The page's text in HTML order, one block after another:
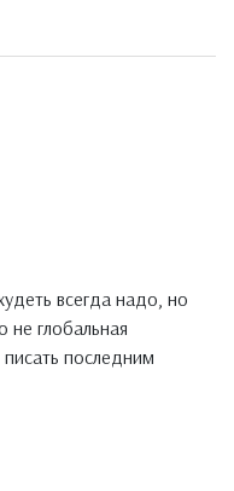
всегда надо, но
не глобальная
последним